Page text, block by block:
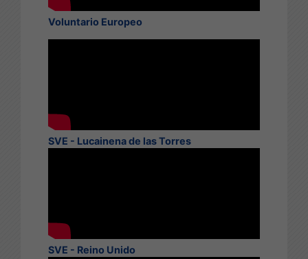
Voluntario Europeo
SVE - Lucainena de las Torres
SVE - Reino Unido